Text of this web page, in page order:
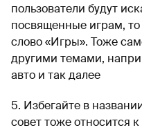
пользователи будут
посвященные играм, то
слово «Игры». Тоже
другими темами,
авто и так далее
5. Избегайте в
совет тоже относится